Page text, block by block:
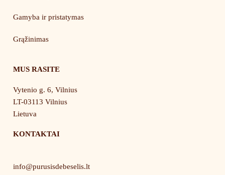
Gamyba ir pristatymas
Grąžinimas
MUS RASITE
Vytenio g. 6, Vilnius
LT-03113 Vilnius
Lietuva
KONTAKTAI
info@purusisdebeselis.lt